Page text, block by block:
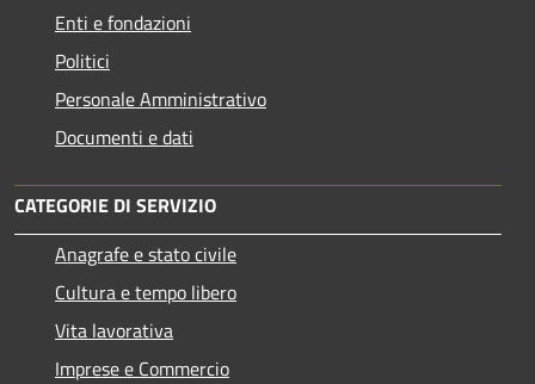
Enti e fondazioni
Politici
Personale Amministrativo
Documenti e dati
CATEGORIE DI SERVIZIO
Anagrafe e stato civile
Cultura e tempo libero
Vita lavorativa
Imprese e Commercio